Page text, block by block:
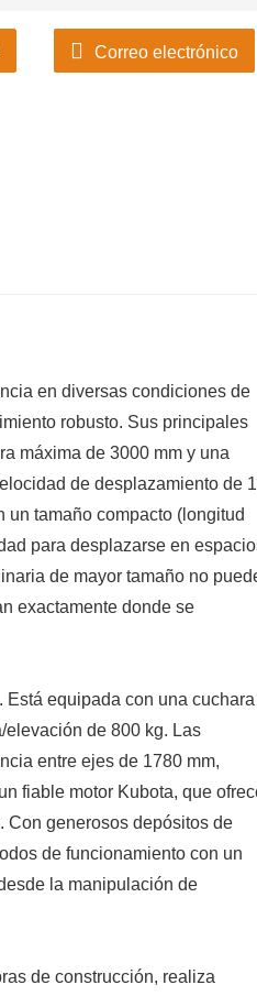
Correo electrónico
en diversas condiciones de
robusto. Sus principales
máxima de 3000 mm y una
de desplazamiento de
un tamaño compacto (longitud
para desplazarse en
de mayor tamaño no
exactamente donde se
equipada con una cuchara
elevación de 800 kg. Las
entre ejes de 1780 mm,
fiable motor Kubota, que
Con generosos depósitos de
de funcionamiento con un
la manipulación de
de construcción, realiza